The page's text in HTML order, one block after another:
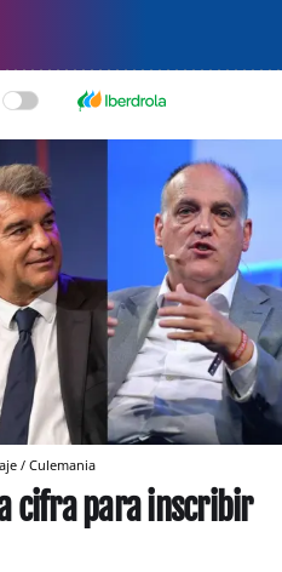
/ Culemania
cifra para inscribir